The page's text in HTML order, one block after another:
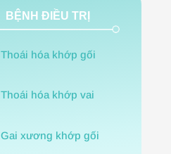
BỆNH ĐIỀU TRỊ
Thoái hóa khớp gối
Thoái hóa khớp vai
Gai xương khớp gối